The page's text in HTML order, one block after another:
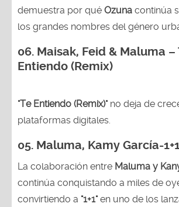
demuestra por qué Ozuna continúa
los grandes nombres del género
06. Maisak, Feid & Maluma –
Entiendo (Remix)
"Te Entiendo (Remix)"no deja de
plataformas digitales.
05. Maluma, Kamy García-
La colaboración entre Maluma y
continúa conquistando a miles de
convirtiendo a "1+1"en uno de los